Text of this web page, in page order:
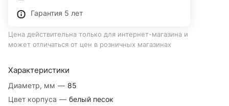
Характеристики
Диаметр, мм — 85
Цвет корпуса — белый песок
Гарантия 5 лет
Цена действительна только для интернет-магазина и
может отличаться от цен в розничных магазинах